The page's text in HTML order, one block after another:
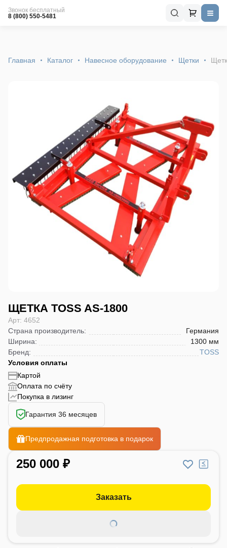
Звонок бесплатный
8 (800) 550-5481
Главная Каталог Навесное оборудование Щетки
ЩЕТКА TOSS AS-1800
Арт: 4652
Страна производитель:
Германия
Ширина:
1300 мм
Бренд:
TOSS
Условия оплаты
Картой
Оплата по счёту
Покупка в лизинг
Гарантия 36 месяцев
Предпродажная подготовка в подарок
250 000 ₽
Заказать